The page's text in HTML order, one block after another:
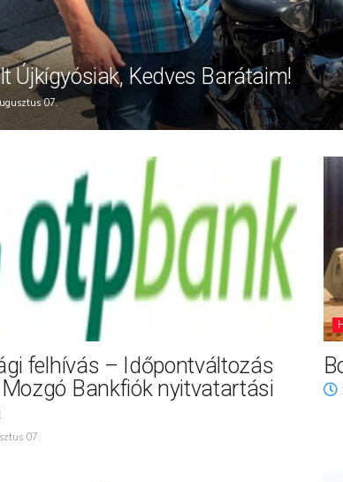
Újkígyósiak, Kedves Barátaim!
07.
felhívás – Időpontváltozás
Bankfiók nyitvatartási
07.